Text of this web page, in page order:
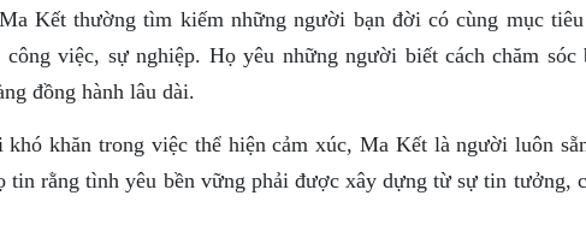
Ma Kết thường tìm kiếm những người bạn đời có cùng mục
việc, sự nghiệp. Họ yêu những người biết cách chăm sóc
đồng hành lâu dài.
khó khăn trong việc thể hiện cảm xúc, Ma Kết là người luôn
tin rằng tình yêu bền vững phải được xây dựng từ sự tin tưởng,